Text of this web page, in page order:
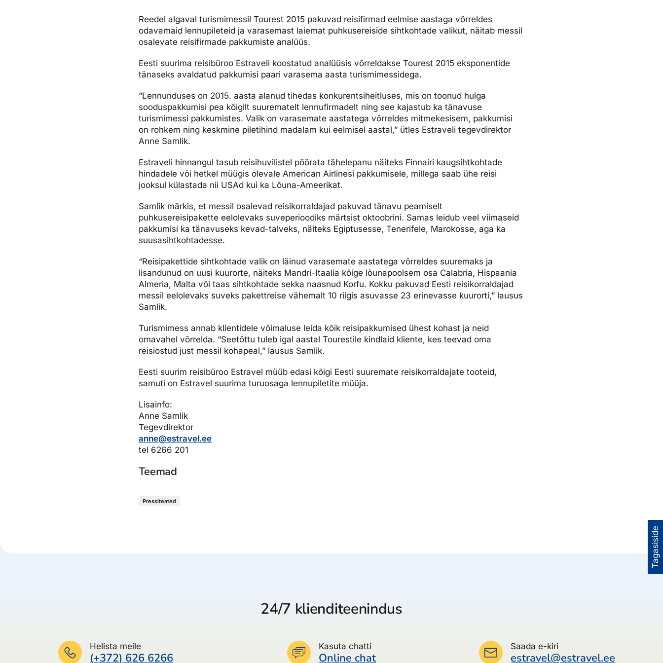
Tagasiside
Reedel algaval turismimessil Tourest 2015 pakuvad reisifirmad eelmise aastaga võrreldes
odavamaid lennupileteid ja varasemast laiemat puhkusereiside sihtkohtade valikut, näitab messil
osalevate reisifirmade pakkumiste analüüs.
Eesti suurima reisibüroo Estraveli koostatud analüüsis võrreldakse Tourest 2015 eksponentide
tänaseks avaldatud pakkumisi paari varasema aasta turismimessidega.
“Lennunduses on 2015. aasta alanud tihedas konkurentsiheitluses, mis on toonud hulga
sooduspakkumisi pea kõigilt suurematelt lennufirmadelt ning see kajastub ka tänavuse
turismimessi pakkumistes. Valik on varasemate aastatega võrreldes mitmekesisem, pakkumisi
on rohkem ning keskmine piletihind madalam kui eelmisel aastal,” ütles Estraveli tegevdirektor
Anne Samlik.
Estraveli hinnangul tasub reisihuvilistel pöörata tähelepanu näiteks Finnairi kaugsihtkohtade
hindadele või hetkel müügis olevale American Airlinesi pakkumisele, millega saab ühe reisi
jooksul külastada nii USAd kui ka Lõuna-Ameerikat.
Samlik märkis, et messil osalevad reisikorraldajad pakuvad tänavu peamiselt
puhkusereisipakette eelolevaks suveperioodiks märtsist oktoobrini. Samas leidub veel viimaseid
pakkumisi ka tänavuseks kevad-talveks, näiteks Egiptusesse, Tenerifele, Marokosse, aga ka
suusasihtkohtadesse.
“Reisipakettide sihtkohtade valik on läinud varasemate aastatega võrreldes suuremaks ja
lisandunud on uusi kuurorte, näiteks Mandri-Itaalia kõige lõunapoolsem osa Calabria, Hispaania
Almeria, Malta või taas sihtkohtade sekka naasnud Korfu. Kokku pakuvad Eesti reisikorraldajad
messil eelolevaks suveks pakettreise vähemalt 10 riigis asuvasse 23 erinevasse kuurorti,” lausus
Samlik.
Turismimess annab klientidele võimaluse leida kõik reisipakkumised ühest kohast ja neid
omavahel võrrelda. “Seetõttu tuleb igal aastal Tourestile kindlaid kliente, kes teevad oma
reisiostud just messil kohapeal,” lausus Samlik.
Eesti suurim reisibüroo Estravel müüb edasi kõigi Eesti suuremate reisikorraldajate tooteid,
samuti on Estravel suurima turuosaga lennupiletite müüja.
Lisainfo:
Anne Samlik
Tegevdirektor
anne@estravel.ee
tel 6266 201
Teemad
Pressiteated
24/7 klienditeenindus
Helista meile
(+372) 626 6266
Kasuta chatti
Online chat
Saada e-kiri
estravel@estravel.ee